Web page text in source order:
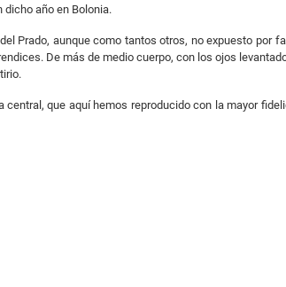
dicho año en Bolonia.
Prado, aunque como tantos otros, no expuesto por
De más de medio cuerpo, con los ojos
que aquí hemos reproducido con la mayor